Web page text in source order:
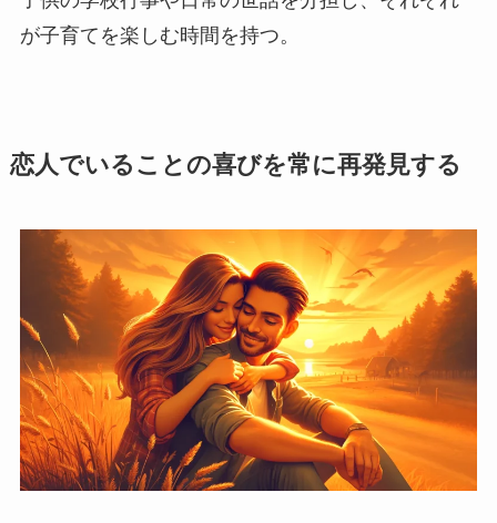
が子育てを楽しむ時間を持つ。
恋人でいることの喜びを常に再発見する